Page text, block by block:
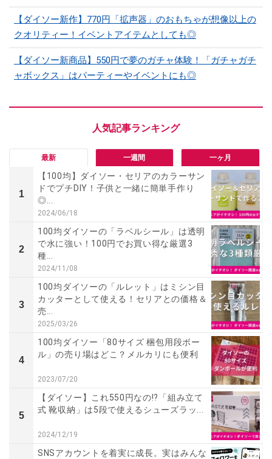
【ダイソー新作】770円「拡声器」のおもちゃが想像以上の
クオリティー！イベントアイテムとしても◎
【ダイソー新商品】550円で夢のガチャ体験！「ガチャガチ
ャボックス」はパーティーやイベントにも◎
最新 一週間 一ヶ月
1
【100均】ダイソー・セリアのカラーサン
ドでプチDIY！子供と一緒に簡単手作り
◎...
2024/06/18
2
100均ダイソーの「ラベルシール」は透明
で水に強い！100円でお買い得な厳選3
種...
2024/11/08
3
100均ダイソーの「ルレット」はミシン目
カッターとして使える！セリアとの価格＆
売...
2025/03/26
4
100均ダイソー「80サイズ 梱包用段ボー
ル」の売り場はどこ？メルカリにも便利
2023/07/20
5
【ダイソー】これ550円なの!?「組み立て
式 靴収納」は5段で使えるシューズラッ...
2024/12/19
SNSアカウントを着実に成長。実はみんな